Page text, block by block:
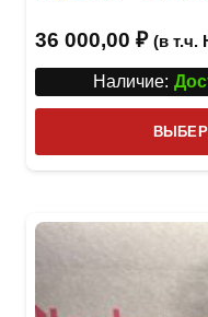
36 000,00 ₽ (в т.ч.
Наличие: